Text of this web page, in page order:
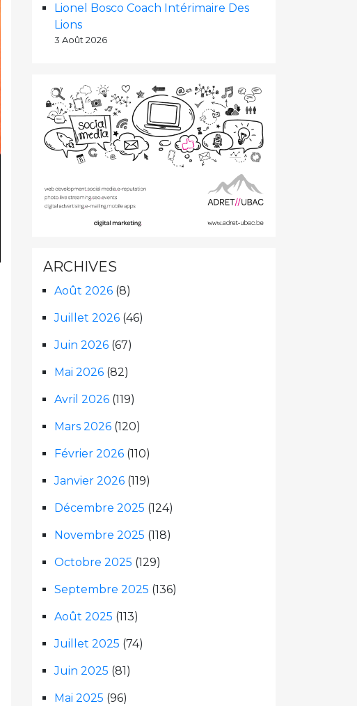
Lionel Bosco Coach Intérimaire Des
Lions
3 Août 2026
ARCHIVES
Août 2026 (8)
Juillet 2026 (46)
Juin 2026 (67)
Mai 2026 (82)
Avril 2026 (119)
Mars 2026 (120)
Février 2026 (110)
Janvier 2026 (119)
Décembre 2025 (124)
Novembre 2025 (118)
Octobre 2025 (129)
Septembre 2025 (136)
Août 2025 (113)
Juillet 2025 (74)
Juin 2025 (81)
Mai 2025 (96)